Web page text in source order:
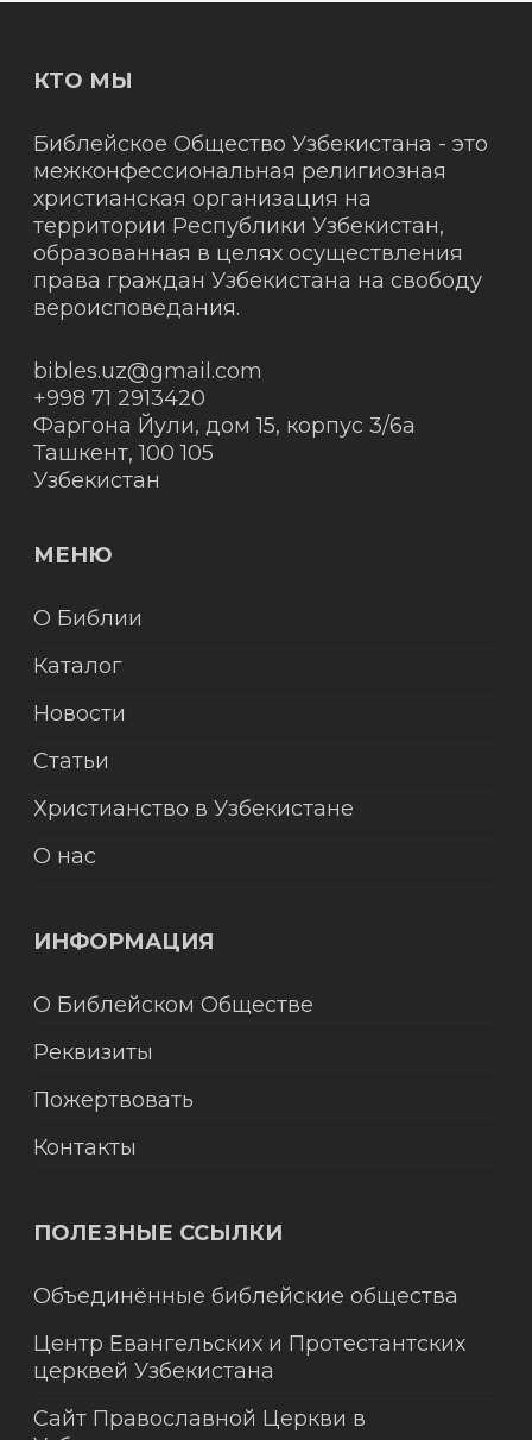
КТО МЫ
Библейское Общество Узбекистана - это
межконфессиональная религиозная
христианская организация на
территории Республики Узбекистан,
образованная в целях осуществления
права граждан Узбекистана на свободу
вероисповедания.
bibles.uz@gmail.com
+998 71 2913420
Фаргона Йули, дом 15, корпус 3/6а
Ташкент,100 105
Узбекистан
МЕНЮ
О Библии
Каталог
Новости
Статьи
Христианство в Узбекистане
О нас
ИНФОРМАЦИЯ
О Библейском Обществе
Реквизиты
Пожертвовать
Контакты
ПОЛЕЗНЫЕ ССЫЛКИ
Объединённые библейские общества
Центр Евангельских и Протестантских
церквей Узбекистана
Сайт Православной Церкви в